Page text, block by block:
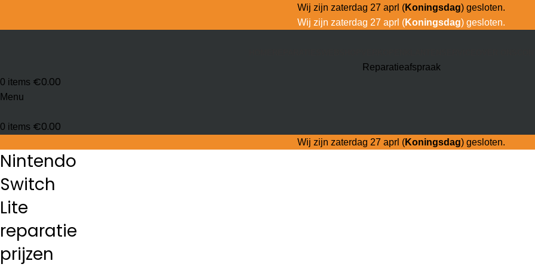
Wij zijn zaterdag 27 aprl (Koningsdag) gesloten.
Wij zijn zaterdag 27 aprl (Koningsdag) gesloten.
Reparatieafspraak
0 items €0.00
Menu
0 items €0.00
Wij zijn zaterdag 27 aprl (Koningsdag) gesloten.
Nintendo
Switch
Lite
reparatie
prijzen